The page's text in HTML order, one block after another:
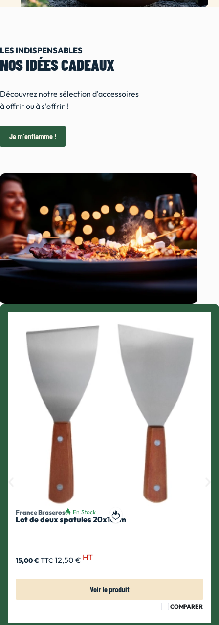
LES INDISPENSABLES
NOS IDÉES CADEAUX
Découvrez notre sélection d'accessoires
à offrir ou à s'offrir !
Je m'enflamme !
Ajouter à ma liste de souhait
France Braseros En Stock
Lot de deux spatules 20x10cm
15,00 €TTC 12,50 € HT
Voir le produit
COMPARER